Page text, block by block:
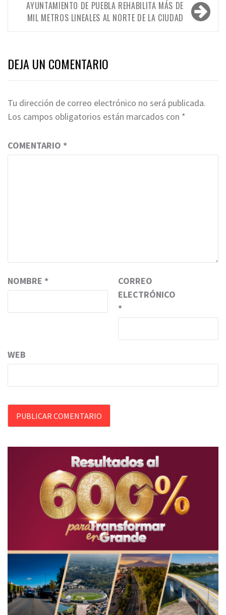
entradas
AYUNTAMIENTO DE PUEBLA REHABILITA MÁS DE
MIL METROS LINEALES AL NORTE DE LA CIUDAD
DEJA UN COMENTARIO
Tu dirección de correo electrónico no será publicada.
Los campos obligatorios están marcados con *
COMENTARIO *
NOMBRE *
CORREO
ELECTRÓNICO
*
WEB